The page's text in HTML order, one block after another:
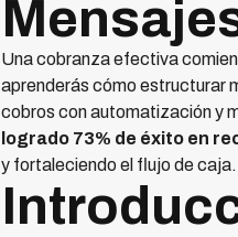
Una cobranza efectiva
aprenderás cómo estructurar
cobros con automatización y
logrado 73% de éxito en
y fortaleciendo el flujo de caja.